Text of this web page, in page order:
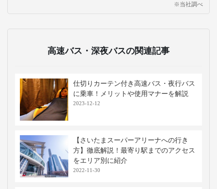
※当社調べ
高速バス・深夜バスの関連記事
仕切りカーテン付き高速バス・夜行バス
に乗車！メリットや使用マナーを解説
2023-12-12
【さいたまスーパーアリーナへの行き
方】徹底解説！最寄り駅までのアクセス
をエリア別に紹介
2022-11-30